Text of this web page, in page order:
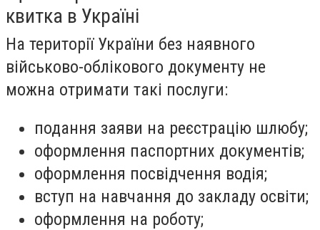
квитка в Україні
На території України без наявного
військово-облікового документу не
можна отримати такі послуги:
подання заяви на реєстрацію шлюбу;
оформлення паспортних документів;
оформлення посвідчення водія;
вступ на навчання до закладу освіти;
оформлення на роботу;